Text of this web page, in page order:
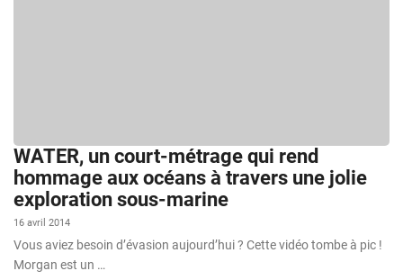
WATER, un court-métrage qui rend
hommage aux océans à travers une jolie
exploration sous-marine
16 avril 2014
Vous aviez besoin d’évasion aujourd’hui ? Cette vidéo tombe à pic !
Morgan est un …